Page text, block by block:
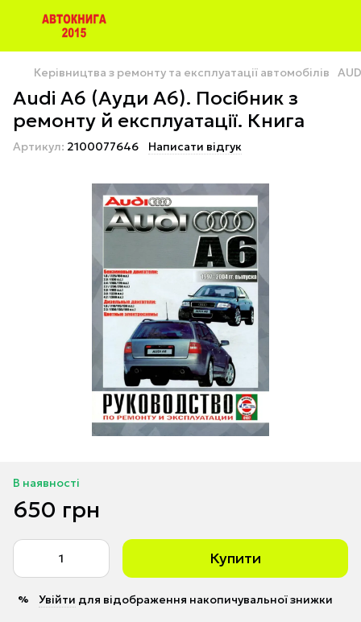
Керівництва з ремонту та експлуатації автомобілів
Audi A6 (Ауди А6). Посібник з
ремонту й експлуатації. Книга
Артикул: 2100077646 Написати відгук
В наявності
650 грн
Купити
% Увійти для відображення накопичувальної знижки